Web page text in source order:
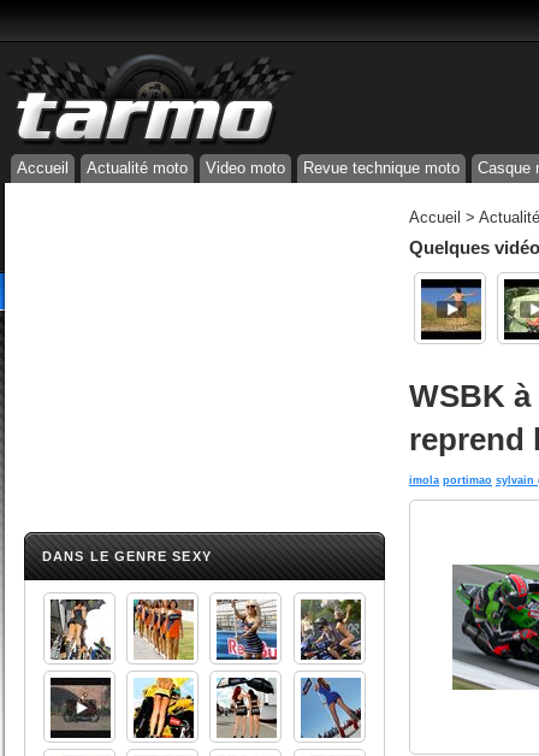
Accueil Actualité moto Video moto Revue technique moto Casque
DANS LE GENRE SEXY
Accueil >
Quelques
WSBK
reprend
imola portimao sylvain